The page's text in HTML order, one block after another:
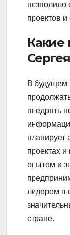
позволило
проектов и
Какие
В будущем
внедрять
планирует
проектах
опытом и
лидером в
стране.